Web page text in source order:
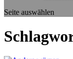
Seite auswählen